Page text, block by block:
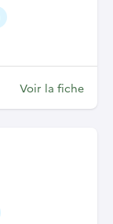
Voir la fiche